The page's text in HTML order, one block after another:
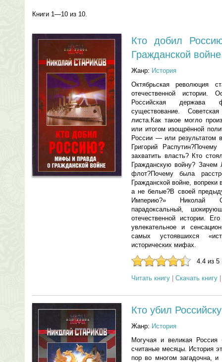
Книги 1—10 из 10.
Кто добил
Гражданской
Жанр: История
Октябрьская революция
отечественной истории.
Российская держава
существование.
листа.Как такое могло
или итогом изощрённой
России — или результатом
Григорий
захватить власть? Кто
Гражданскую войну? Зачем
флот?Почему была
Гражданской войне,
а не белые?В своей
Империю?» Николай
парадоксальный,
отечественной истории.
увлекательное и
самых устоявшихся
исторических мифах.
4.4 из 5
Читать книгу Скачать книгу
Кто убил
Жанр: История
Могучая и великая
считаные месяцы. История
пор во многом загадочна,